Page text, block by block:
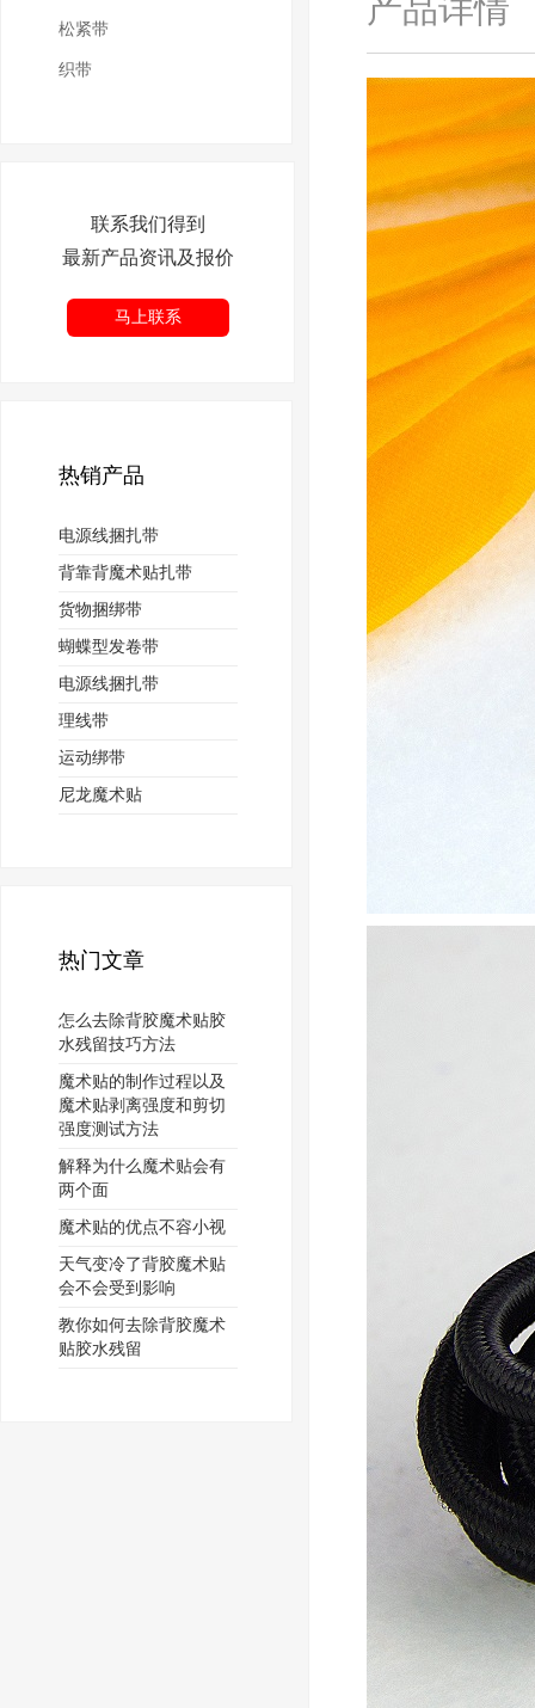
松紧带
织带
联系我们得到
最新产品资讯及报价
马上联系
热销产品
电源线捆扎带
背靠背魔术贴扎带
货物捆绑带
蝴蝶型发卷带
电源线捆扎带
理线带
运动绑带
尼龙魔术贴
热门文章
怎么去除背胶魔术贴胶
水残留技巧方法
魔术贴的制作过程以及
魔术贴剥离强度和剪切
强度测试方法
解释为什么魔术贴会有
两个面
魔术贴的优点不容小视
天气变冷了背胶魔术贴
会不会受到影响
教你如何去除背胶魔术
贴胶水残留
产品详情